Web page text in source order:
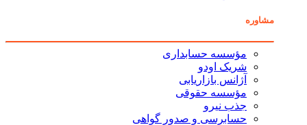
مشاوره
مؤسسه حسابداری
شریک اودو
آژانس بازاریابی
مؤسسه حقوقی
جذب نیرو
حسابرسی و صدور گواهی